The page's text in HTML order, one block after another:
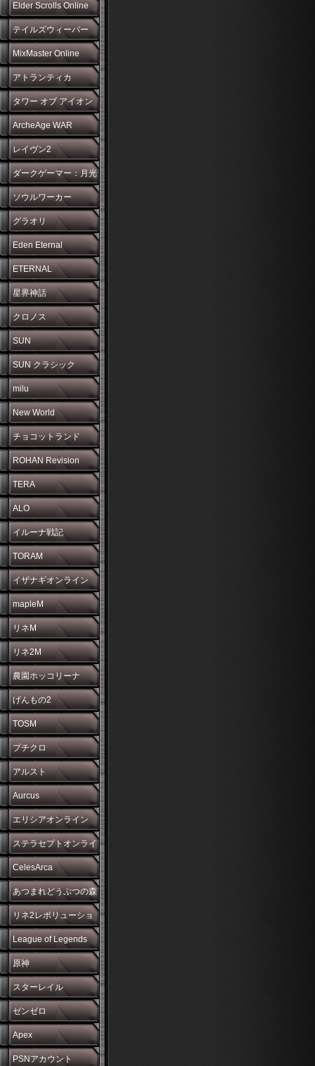
Elder Scrolls Online
テイルズウィーバー
MixMaster Online
アトランティカ
タワー オブ アイオン
ArcheAge WAR
レイヴン2
ダークゲーマー：月光
彫刻師
ソウルワーカー
グラオリ
Eden Eternal
ETERNAL
星界神話
クロノス
SUN
SUN クラシック
milu
New World
チョコットランド
ROHAN Revision
TERA
ALO
イルーナ戦記
TORAM
イザナギオンライン
mapleM
リネM
リネ2M
農園ホッコリーナ
げんもの2
TOSM
プチクロ
アルスト
Aurcus
エリシアオンライン
ステラセプトオンライ
ン
CelesArca
あつまれどうぶつの森
リネ2レボリューショ
ン
League of Legends
原神
スターレイル
ゼンゼロ
Apex
PSNアカウント